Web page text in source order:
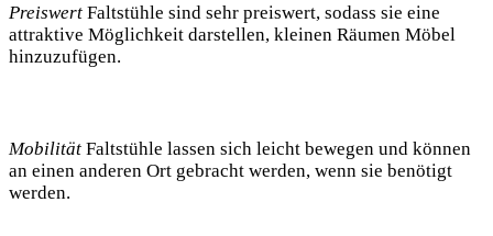
Preiswert⁤ Faltstühle sind sehr preiswert, sodass sie eine
attraktive Möglichkeit darstellen, kleinen Räumen Möbel
hinzuzufügen.
Mobilität Faltstühle lassen sich leicht bewegen und können
‌an einen anderen Ort gebracht werden, ‌wenn ⁤sie benötigt ​
werden.